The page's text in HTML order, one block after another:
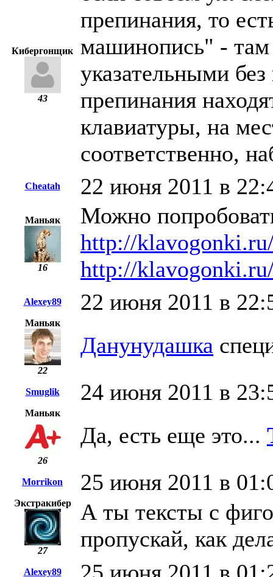
Кибергонщик
43
препинания, то
машинопись" - там
указательными
препинания
клавиатуры, на
соответственно,
Cheatah 22 июня 2011 в
Маньяк
16
Можно
http://
http://
Alexey89 22 июня 2011 в
Маньяк
22
Данунудашка
Smuglik 24 июня 2011 в
Маньяк
26
Да, есть еще это...
Morrikon 25 июня 2011 в
Экстракибер
27
А ты тексты с
пропускай, как
Alexey89